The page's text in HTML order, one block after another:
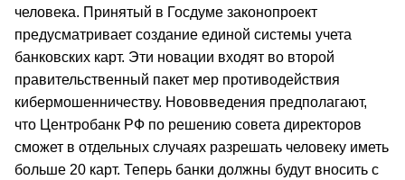
человека. Принятый в Госдуме законопроект
предусматривает создание единой системы учета
банковских карт. Эти новации входят во второй
правительственный пакет мер противодействия
кибермошенничеству. Нововведения предполагают,
что Центробанк РФ по решению совета директоров
сможет в отдельных случаях разрешать человеку иметь
больше 20 карт. Теперь банки должны будут вносить с